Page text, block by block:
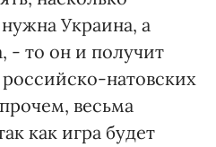
Украина, а
- то он и получит
натовских
весьма
как игра будет